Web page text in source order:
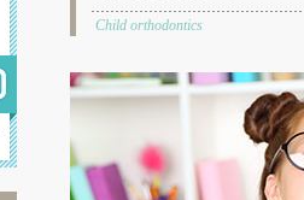
Child orthodontics